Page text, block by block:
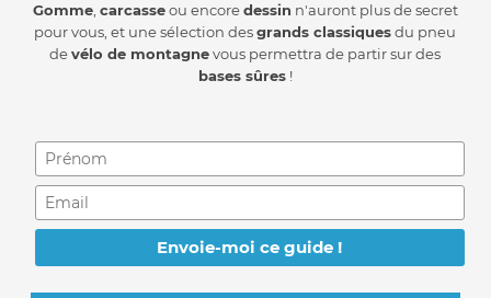
Gomme, carcasseou encoredessin n'auront plus de secret
pour vous, et une sélection desgrands classiquesdu pneu
devélo de montagnevous permettra de partir sur des
bases sûres!